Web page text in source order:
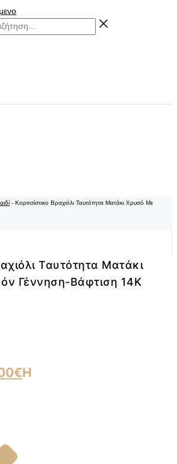
- Κοριτσίστικο Βραχιόλι Ταυτότητα Ματάκι Χρυσό Με
Ταυτότητα Ματάκι
Γέννηση-Βάφτιση 14K
€Η